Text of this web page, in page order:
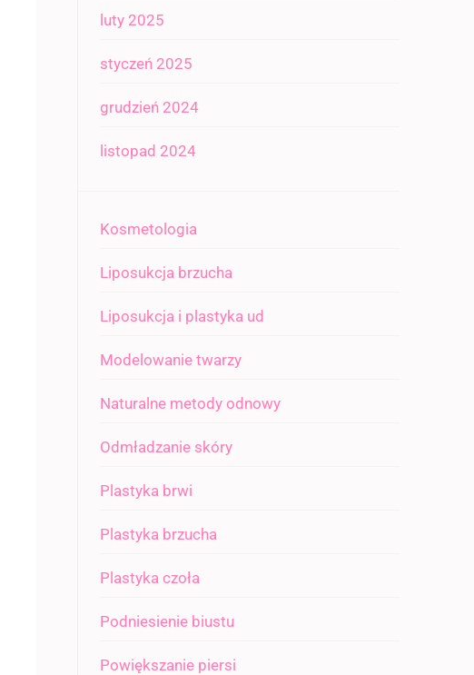
luty 2025
styczeń 2025
grudzień 2024
listopad 2024
Kosmetologia
Liposukcja brzucha
Liposukcja i plastyka ud
Modelowanie twarzy
Naturalne metody odnowy
Odmładzanie skóry
Plastyka brwi
Plastyka brzucha
Plastyka czoła
Podniesienie biustu
Powiększanie piersi